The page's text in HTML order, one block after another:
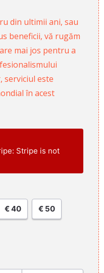
din ultimii ani, sau
beneficii, vă rugăm
mai jos pentru a
serviciul este
în acest
Stripe is not
€ 40 € 50